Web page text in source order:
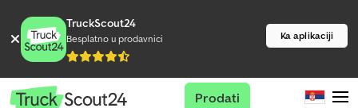
TruckScout24
Besplatno u prodavnici Ka aplikaciji
Prodati